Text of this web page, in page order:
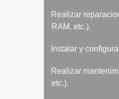
Realizar
RAM, etc.).
Instalar y
Realizar
etc.).